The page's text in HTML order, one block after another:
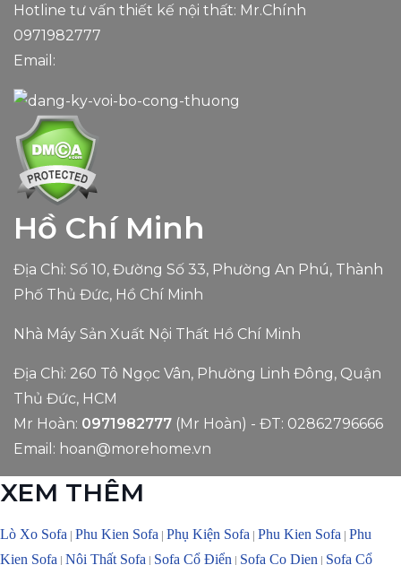
Hotline tư vấn thiết kế nội thất: Mr.Chính
0971982777
Email:
Hồ Chí Minh
Địa Chỉ: Số 10, Đường Số 33, Phường An Phú, Thành
Phố Thủ Đức, Hồ Chí Minh
Nhà Máy Sản Xuất Nội Thất Hồ Chí Minh
Địa Chỉ: 260 Tô Ngọc Vân, Phường Linh Đông, Quận
Thủ Đức, HCM
Mr Hoàn: 0971982777 (Mr Hoàn) - ĐT: 02862796666
Email: hoan@morehome.vn
XEM THÊM
Lò Xo Sofa | Phu Kien Sofa | Phụ Kiện Sofa | Phu Kien Sofa | Phu
Kien Sofa | Nội Thất Sofa | Sofa Cổ Điển | Sofa Co Dien | Sofa Cổ